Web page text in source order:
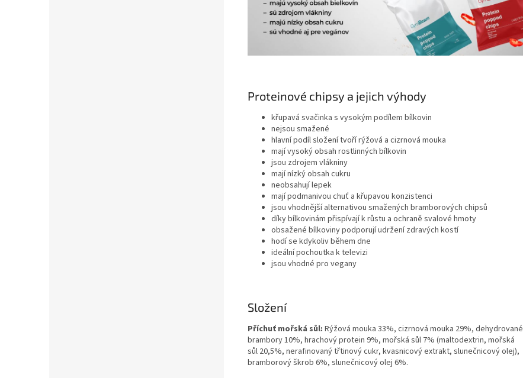
Proteinové chipsy a jejich výhody
křupavá svačinka s vysokým podílem bílkovin
nejsou smažené
hlavní podíl složení tvoří rýžová a cizrnová mouka
mají vysoký obsah rostlinných bílkovin
jsou zdrojem vlákniny
mají nízký obsah cukru
neobsahují lepek
mají podmanivou chuť a křupavou konzistenci
jsou vhodnější alternativou smažených bramborových chipsů
díky bílkovinám přispívají k růstu a ochraně svalové hmoty
obsažené bílkoviny podporují udržení zdravých kostí
hodí se kdykoliv během dne
ideální pochoutka k televizi
jsou vhodné pro vegany
Složení
Příchuť mořská sůl: Rýžová mouka 33%, cizrnová mouka 29%, dehydrované
brambory 10%, hrachový protein 9%, mořská sůl 7% (maltodextrin, mořská
sůl 20,5%, nerafinovaný třtinový cukr, kvasnicový extrakt, slunečnicový olej),
bramborový škrob 6%, slunečnicový olej 6%.